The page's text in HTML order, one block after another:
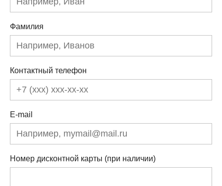
Фамилия
Контактный телефон
E-mail
Номер дисконтной карты (при наличии)